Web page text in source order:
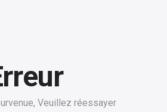
Veuillez réessayer